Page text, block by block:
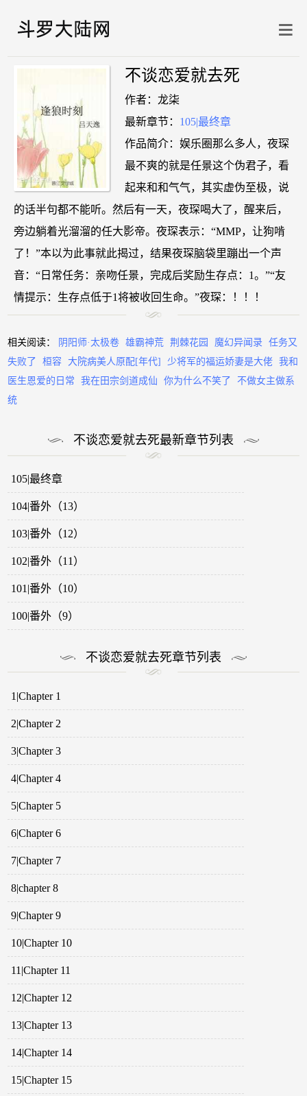
不谈恋爱就去死
作者：龙柒
最新章节： 105|最终章
作品简介：娱乐圈那么多人，夜琛
最不爽的就是任景这个伪君子，看
起来和和气气，其实虚伪至极，说
的话半句都不能听。然后有一天，夜琛喝大了，醒来后，
旁边躺着光溜溜的任大影帝。夜琛表示：“MMP，让狗啃
了！”本以为此事就此揭过，结果夜琛脑袋里蹦出一个声
音：“日常任务：亲吻任景，完成后奖励生存点：1。”“友
情提示：生存点低于1将被收回生命。”夜琛：！！！
相关阅读： 阴阳师·太极卷 雄霸神荒 荆棘花园 魔幻异闻录
任务又
失败了
桓容 大院病美人原配[年代] 少将军的福运娇妻是大佬
我和
医生恩爱的日常
我在田宗剑道成仙 你为什么不笑了
不做女主做系
统
不谈恋爱就去死最新章节列表
105|最终章
104|番外（13）
103|番外（12）
102|番外（11）
101|番外（10）
100|番外（9）
不谈恋爱就去死章节列表
1|Chapter 1
2|Chapter 2
3|Chapter 3
4|Chapter 4
5|Chapter 5
6|Chapter 6
7|Chapter 7
8|chapter 8
9|Chapter 9
10|Chapter 10
11|Chapter 11
12|Chapter 12
13|Chapter 13
14|Chapter 14
15|Chapter 15